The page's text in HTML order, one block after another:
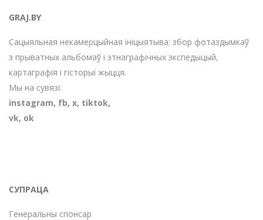
GRAJ.BY
Сацыяльная некамерцыйная ініцыятыва: збор фотаздымкаў
з прыватных альбомаў і этнаграфічных экспедыцый,
картаграфія і гісторыі жыцця.
Мы на сувязі:
instagram, fb, х, tiktok,
vk, ok
СУПРАЦА
Генеральны спонсар